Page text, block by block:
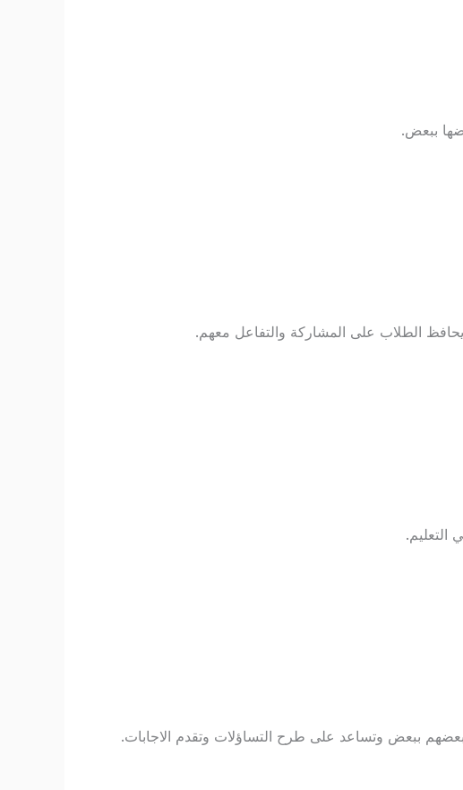
ببعض.
الطلاب على المشاركة والتفاعل معهم.
التعليم.
بعضهم ببعض وتساعد على طرح التساؤلات وتقدم الاجابات.